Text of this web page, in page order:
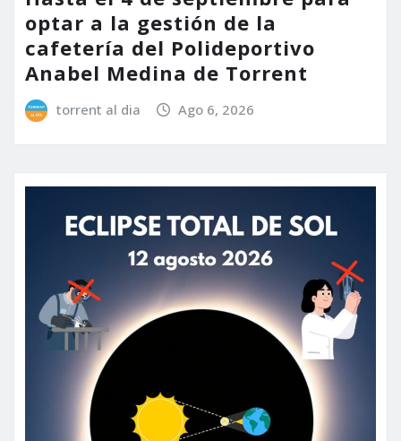
optar a la gestión de la
cafetería del Polideportivo
Anabel Medina de Torrent
torrent al dia Ago 6, 2026